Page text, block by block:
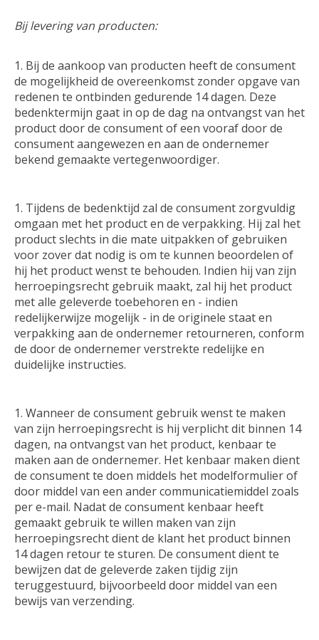
Bij levering van producten:
Bij de aankoop van producten heeft de consument
de mogelijkheid de overeenkomst zonder opgave van
redenen te ontbinden gedurende 14 dagen. Deze
bedenktermijn gaat in op de dag na ontvangst van het
product door de consument of een vooraf door de
consument aangewezen en aan de ondernemer
bekend gemaakte vertegenwoordiger.
Tijdens de bedenktijd zal de consument zorgvuldig
omgaan met het product en de verpakking. Hij zal het
product slechts in die mate uitpakken of gebruiken
voor zover dat nodig is om te kunnen beoordelen of
hij het product wenst te behouden. Indien hij van zijn
herroepingsrecht gebruik maakt, zal hij het product
met alle geleverde toebehoren en - indien
redelijkerwijze mogelijk - in de originele staat en
verpakking aan de ondernemer retourneren, conform
de door de ondernemer verstrekte redelijke en
duidelijke instructies.
Wanneer de consument gebruik wenst te maken
van zijn herroepingsrecht is hij verplicht dit binnen 14
dagen, na ontvangst van het product, kenbaar te
maken aan de ondernemer. Het kenbaar maken dient
de consument te doen middels het modelformulier of
door middel van een ander communicatiemiddel zoals
per e-mail. Nadat de consument kenbaar heeft
gemaakt gebruik te willen maken van zijn
herroepingsrecht dient de klant het product binnen
14 dagen retour te sturen. De consument dient te
bewijzen dat de geleverde zaken tijdig zijn
teruggestuurd, bijvoorbeeld door middel van een
bewijs van verzending.